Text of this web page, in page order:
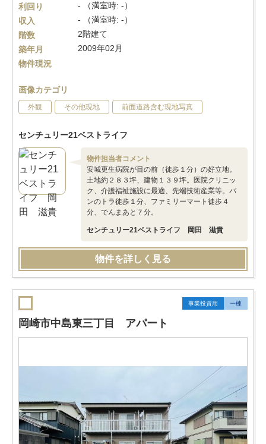
利回り
- （満室時: -）
収入
- （満室時: -）
階数
2階建て
築年月
2009年02月
物件現況
画像カテゴリ
外観 その他現地 前面道路含む現地写真
センチュリー21ベストライフ
物件担当者コメント
安城更生病院が目の前（徒歩１分）の好立地。
土地約２８３坪、建物１３９坪。医院クリニッ
ク、介護福祉施設に最適、先端技術産業等。パ
ンのトラ徒歩１分、ファミリーマート徒歩４
分、でんまあと７分。
センチュリー21ベストライフ 岡田 滋貴
物件を詳しく見る
事業投資用 一棟
岡崎市中島東三丁目 アパート